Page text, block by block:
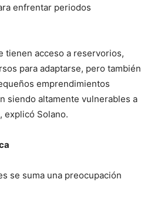
enfrentar periodos
tienen acceso a reservorios,
para adaptarse, pero también
emprendimientos
siendo altamente vulnerables a
explicó Solano.
se suma una preocupación